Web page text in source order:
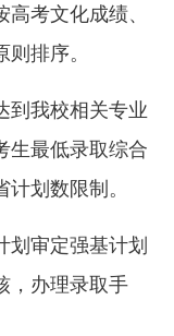
考文化成绩、
排序。
到我校相关专业
生最低录取综合
划数限制。
划审定强基计划
，办理录取手